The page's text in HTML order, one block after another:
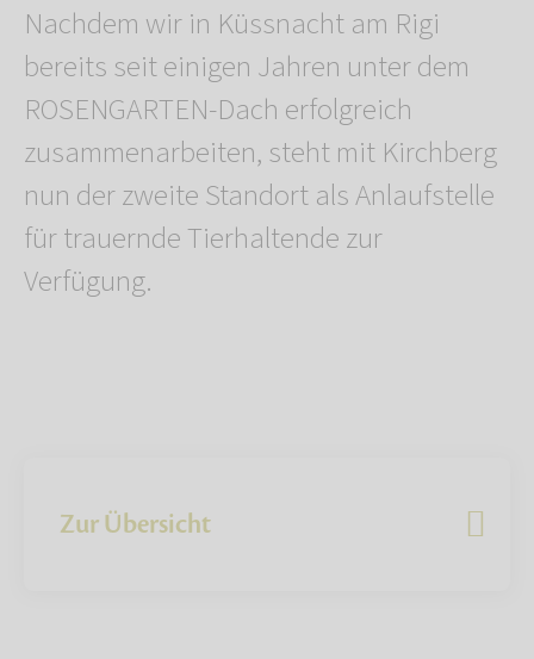
Nachdem wir in Küssnacht am Rigi
bereits seit einigen Jahren unter dem
ROSENGARTEN-Dach erfolgreich
zusammenarbeiten, steht mit Kirchberg
nun der zweite Standort als Anlaufstelle
für trauernde Tierhaltende zur
Verfügung.
Zur Übersicht